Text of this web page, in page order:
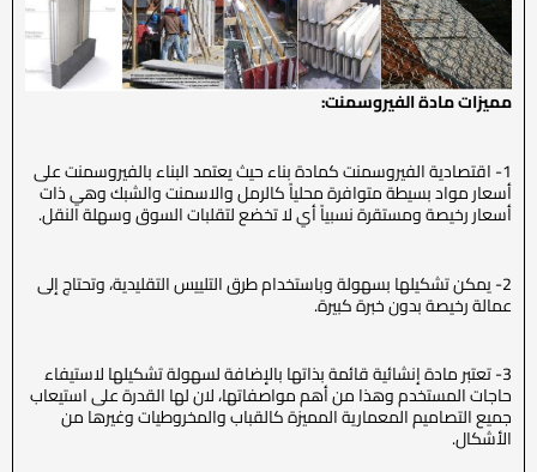
مميزات مادة الفيروسمنت:
1- اقتصادية الفيروسمنت كمادة بناء حيث يعتمد البناء بالفيروسمنت على
أسعار مواد بسيطة متوافرة محلياً كالرمل والاسمنت والشبك وهي ذات
أسعار رخيصة ومستقرة نسبياً أي لا تخضع لتقلبات السوق وسهلة النقل.
2- يمكن تشكيلها بسهولة وباستخدام طرق التلييس التقليدية، وتحتاج إلى
عمالة رخيصة بدون خبرة كبيرة.
3- تعتبر مادة إنشائية قائمة بذاتها بالإضافة لسهولة تشكيلها لاستيفاء
حاجات المستخدم وهذا من أهم مواصفاتها، لان لها القدرة على استيعاب
جميع التصاميم المعمارية المميزة كالقباب والمخروطيات وغيرها من
الأشكال.